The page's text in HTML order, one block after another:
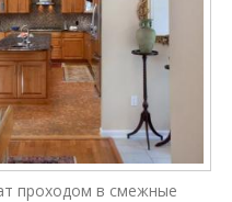
проходом в смежные